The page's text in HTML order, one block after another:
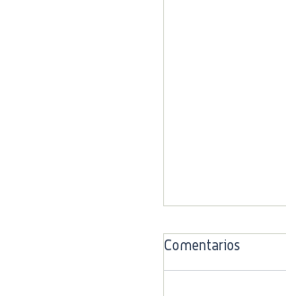
Comentarios